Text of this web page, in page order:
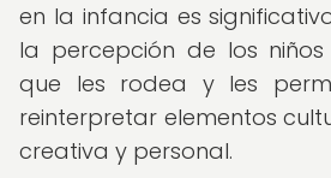
en la infancia es
la percepción de los
que les rodea y les
reinterpretar elementos
creativa y personal.